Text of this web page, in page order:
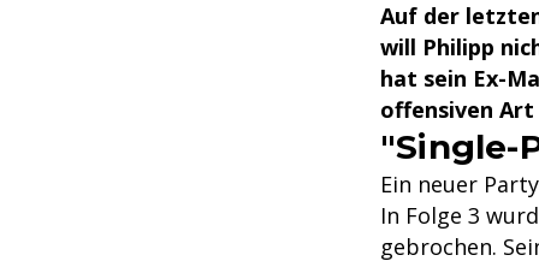
Auf der
will Philipp
hat sein Ex-
offensiven Art
"Single-
Ein neuer
In Folge 3
gebrochen.